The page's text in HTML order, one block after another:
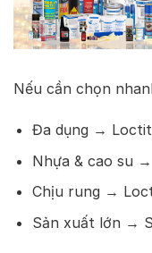
Nếu cần chọn
Đa dụng →
Nhựa & cao su
Chịu rung →
Sản xuất lớn →